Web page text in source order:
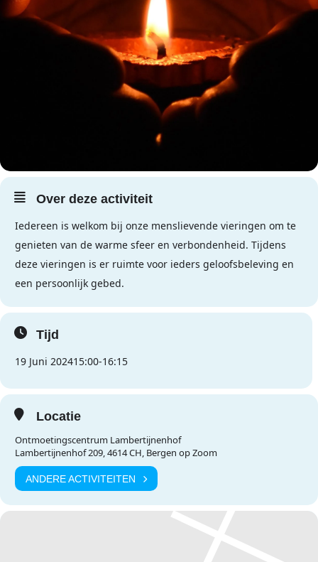
Over deze activiteit
Iedereen is welkom bij onze menslievende vieringen om te
genieten van de warme sfeer en verbondenheid. Tijdens
deze vieringen is er ruimte voor ieders geloofsbeleving en
een persoonlijk gebed.
Tijd
19 Juni 202415:00-16:15
Locatie
Ontmoetingscentrum Lambertijnenhof
Lambertijnenhof 209, 4614 CH, Bergen op Zoom
ANDERE ACTIVITEITEN